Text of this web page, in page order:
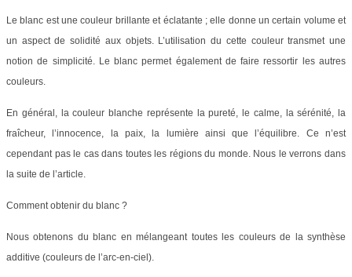
Le blanc est une couleur brillante et éclatante ; elle donne un certain volume et
un aspect de solidité aux objets. L’utilisation du cette couleur transmet une
notion de simplicité. Le blanc permet également de faire ressortir les autres
couleurs.
En général, la couleur blanche représente la pureté, le calme, la sérénité, la
fraîcheur, l’innocence, la paix, la lumière ainsi que l’équilibre. Ce n’est
cependant pas le cas dans toutes les régions du monde. Nous le verrons dans
la suite de l’article.
Comment obtenir du blanc ?
Nous obtenons du blanc en mélangeant toutes les couleurs de la synthèse
additive (couleurs de l’arc-en-ciel).